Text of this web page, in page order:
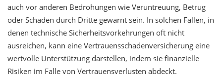
auch vor anderen Bedrohungen wie Veruntreuung, Betrug
oder Schäden durch Dritte gewarnt sein. In solchen Fällen, in
denen technische Sicherheitsvorkehrungen oft nicht
ausreichen, kann eine Vertrauensschadenversicherung eine
wertvolle Unterstützung darstellen, indem sie finanzielle
Risiken im Falle von Vertrauensverlusten abdeckt.